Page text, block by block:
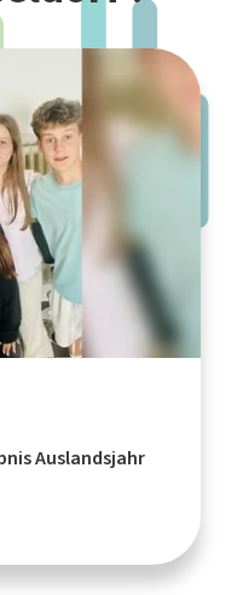
Auslandsjahr